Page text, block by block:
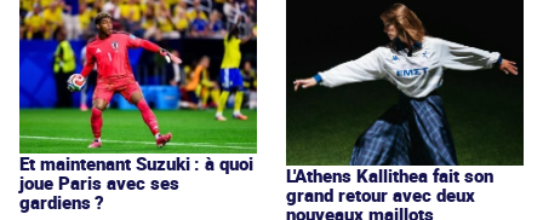
Et maintenant Suzuki : à quoi
joue Paris avec ses
gardiens ?
L'Athens Kallithea fait son
grand retour avec deux
nouveaux maillots